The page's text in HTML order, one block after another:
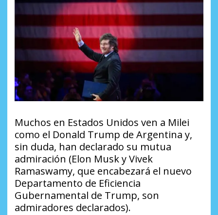
Muchos en Estados Unidos ven a Milei
como el Donald Trump de Argentina y,
sin duda, han declarado su mutua
admiración (Elon Musk y Vivek
Ramaswamy, que encabezará el nuevo
Departamento de Eficiencia
Gubernamental de Trump, son
admiradores declarados).